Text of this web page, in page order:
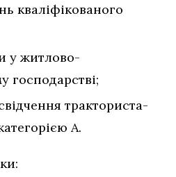
кваліфікованого
у житлово-
господарстві;
тракториста-
А.